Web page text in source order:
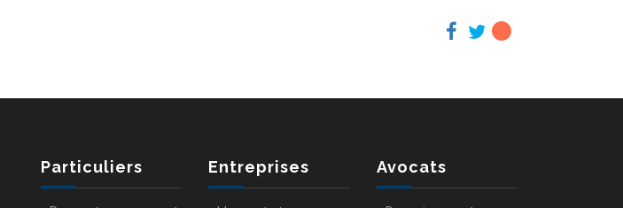
Particuliers Entreprises Avocats